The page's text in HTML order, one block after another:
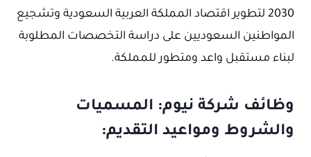
2030 لتطوير اقتصاد المملكة العربية السعودية وتشجيع
المواطنين السعوديين على دراسة التخصصات المطلوبة
لبناء مستقبل واعد ومتطور للمملكة.
وظائف شركة نيوم: المسميات
والشروط ومواعيد التقديم: